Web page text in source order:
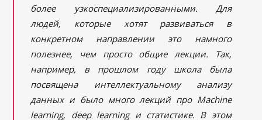
более узкоспециализированными. Для
людей, которые хотят развиваться в
конкретном направлении это намного
полезнее, чем просто общие лекции. Так,
например, в прошлом году школа была
посвящена интеллектуальному анализу
данных и было много лекций про Machine
learning, deep learning и статистике. В этом